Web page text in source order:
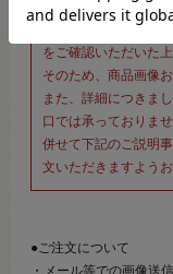
こちらのページは、
をご確認いただいた
そのため、商品画像
また、詳細につきま
口では承っておりませ
併せて下記のご説明
文いただきますよう
●ご注文について
・メール等での画像送